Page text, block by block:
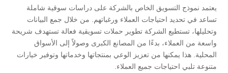
يعتمد نموذج التسويق الخاص بالشركة على دراسات سوقية شاملة
تساعد في تحديد احتياجات العملاء ورغباتهم. من خلال جمع البيانات
وتحليلها، تستطيع الشركة تطوير حملات تسويقية فعالة تستهدف شريحة
واسعة من العملاء، بدءًا من المصانع الكبرى وصولاً إلى الأسواق
المحلية. هذا يمكنها من تعزيز الوعي بمنتجاتها وخدماتها وتوفير خيارات
متنوعة تلبي احتياجات جميع العملاء.